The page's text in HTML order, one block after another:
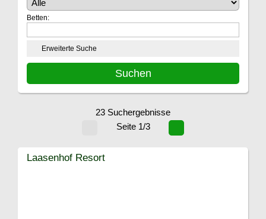
Betten:
Erweiterte Suche
23 Suchergebnisse
Seite 1/3
Laasenhof Resort